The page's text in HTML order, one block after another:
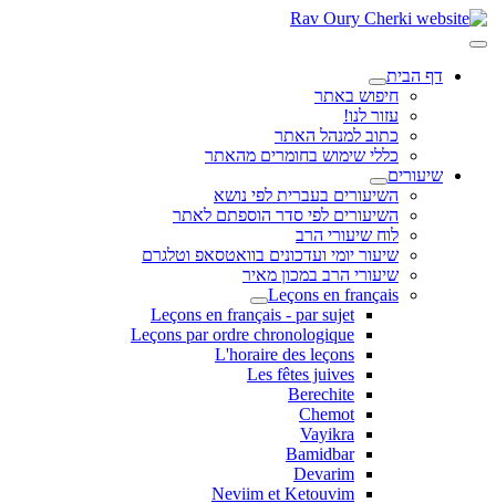
דף הבית
חיפוש באתר
עזור לנו!
כתוב למנהל האתר
כללי שימוש בחומרים מהאתר
שיעורים
השיעורים בעברית לפי נושא
השיעורים לפי סדר הוספתם לאתר
לוח שיעורי הרב
שיעור יומי ועדכונים בוואטסאפ וטלגרם
שיעורי הרב במכון מאיר
Leçons en français
Leçons en français - par sujet
Leçons par ordre chronologique
L'horaire des leçons
Les fêtes juives
Berechite
Chemot
Vayikra
Bamidbar
Devarim
Neviim et Ketouvim